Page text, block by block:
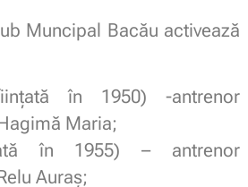
Muncipal Bacău activează
în 1950) -antrenor
Maria;
în 1955) – antrenor
Auraș;